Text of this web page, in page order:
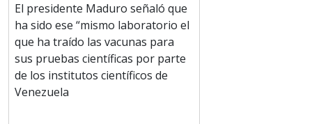
El presidente Maduro señaló que
ha sido ese “mismo laboratorio el
que ha traído las vacunas para
sus pruebas científicas por parte
de los institutos científicos de
Venezuela